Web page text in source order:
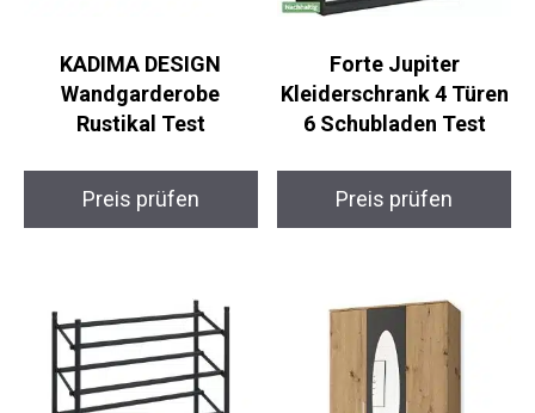
KADIMA DESIGN
Wandgarderobe
Rustikal Test
Preis prüfen
Forte Jupiter
Kleiderschrank 4 Türen
6 Schubladen Test
Preis prüfen